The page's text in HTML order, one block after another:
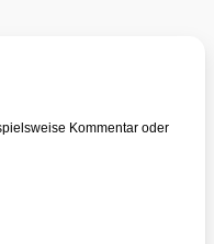
Kommentar oder